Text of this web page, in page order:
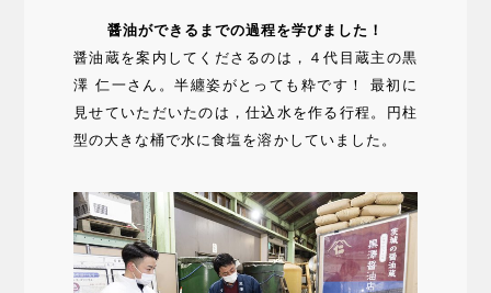
醤油ができるまでの過程を学びました！
醤油蔵を案内してくださるのは，４代目蔵主の黒
澤 仁一さん。半纏姿がとっても粋です！ 最初に
見せていただいたのは，仕込水を作る行程。円柱
型の大きな桶で水に食塩を溶かしていました。